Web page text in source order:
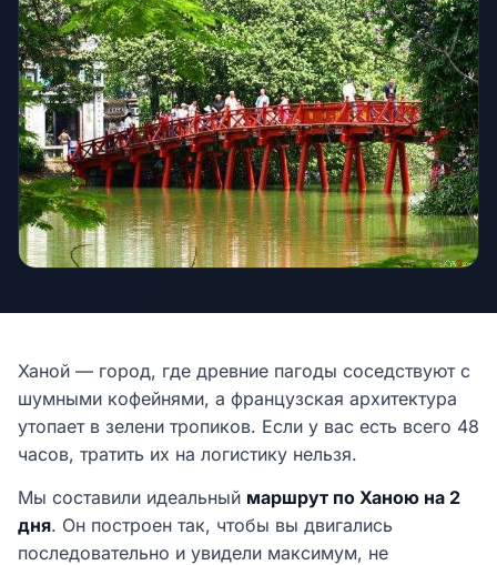
Ханой — город, где древние пагоды соседствуют с
шумными кофейнями, а французская архитектура
утопает в зелени тропиков. Если у вас есть всего 48
часов, тратить их на логистику нельзя.
Мы составили идеальный маршрут по Ханою на 2
дня. Он построен так, чтобы вы двигались
последовательно и увидели максимум, не